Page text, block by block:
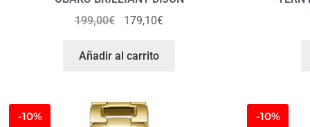
199,00€ 179,10€
Añadir al carrito
-10% -10%